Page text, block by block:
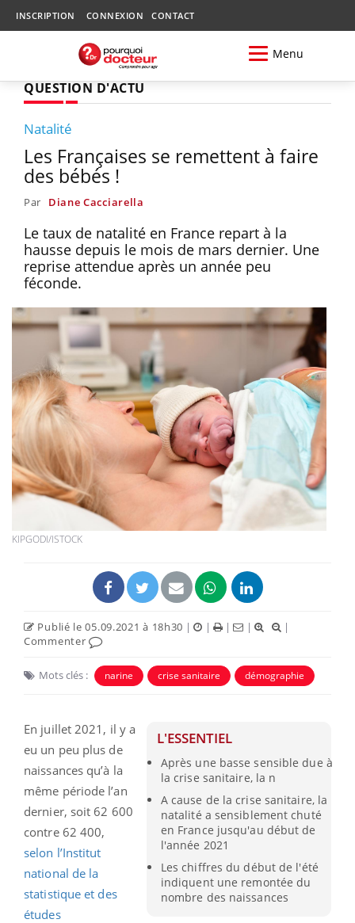
INSCRIPTION CONNEXION CONTACT
Menu
QUESTION D'ACTU
Natalité
Les Françaises se remettent à faire
des bébés !
Par Diane Cacciarella
Le taux de natalité en France repart à la
hausse depuis le mois de mars dernier. Une
reprise attendue après un année peu
féconde.
KIPGODI/ISTOCK
Publié le 05.09.2021 à 18h30 | | | |
|
Commenter
Mots clés : narine crise sanitaire démographie
L'ESSENTIEL
Après une basse sensible due à
la crise sanitaire, la n
A cause de la crise sanitaire, la
natalité a sensiblement chuté
en France jusqu'au début de
l'année 2021
Les chiffres du début de l'été
indiquent une remontée du
nombre des naissances
En juillet 2021, il y a
eu un peu plus de
naissances qu’à la
même période l’an
dernier, soit 62 600
contre 62 400,
selon l’Institut
national de la
statistique et des
études